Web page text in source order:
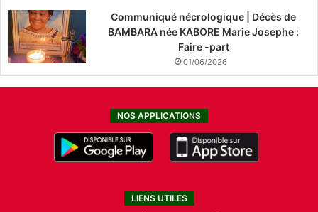
Communiqué nécrologique | Décès de
BAMBARA née KABORE Marie Josephe :
Faire -part
01/06/2026
NOS APPLICATIONS
LIENS UTILES